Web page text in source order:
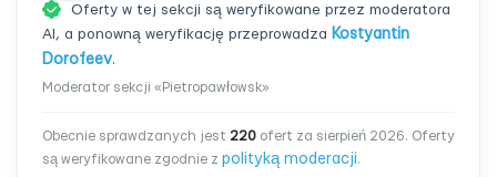
Oferty w tej sekcji są weryfikowane przez moderatora
AI, a ponowną weryfikację przeprowadza Kostyantin
Dorofeev.
Moderator sekcji «Pietropawłowsk»
Obecnie sprawdzanych jest 220 ofert za sierpień 2026. Oferty
są weryfikowane zgodnie z polityką moderacji.